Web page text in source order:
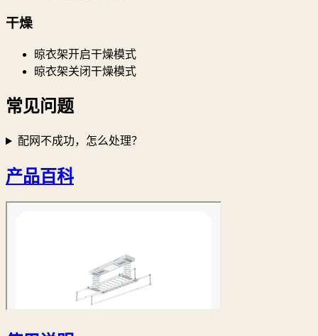
干燥
晾衣架开启干燥模式
晾衣架关闭干燥模式
常见问题
配网不成功，怎么处理？
产品百科